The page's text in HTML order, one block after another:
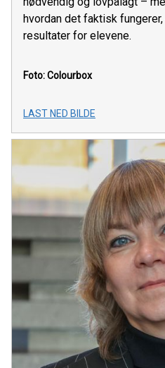
hvordan det faktisk
resultater for elevene.
Foto: Colourbox
LAST NED BILDE